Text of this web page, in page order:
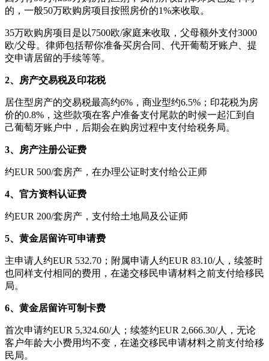
的，一般50万欧购房项目按照房价的1%来收取。
35万欧购房项目是以7500欧/家庭来收取，父母额外支付3000
欧/父母。律师包括帮你准备买房合同、代开葡萄牙账户、提
交申请居留的手续等等。
2、房产交易税及印花税
居住型房产的交易税最高约6%，商业型约6.5%；印花税为房
价的0.8%，这些款项在客户准备支付尾款的时候一起汇到自
己葡萄牙账户中，后期会在购房过程中支付给税务局。
3、房产注册公证费
约EUR 500/套房产，在办理公证时支付给公正师
4、官方资料认证费
约EUR 200/套房产，支付给土地局及公证师
5、黄金居留许可申请费
主申请人约EUR 532.70；附属申请人约EUR 83.10/人，续签时
也同样支付相同的费用，在递交移民申请材料之前支付给移民
局。
6、黄金居留许可制卡费
首次申请约EUR 5,324.60/人；续签约EUR 2,666.30/人，无论
客户年龄大小费用均不变，在递交移民申请材料之前支付给移
民局。